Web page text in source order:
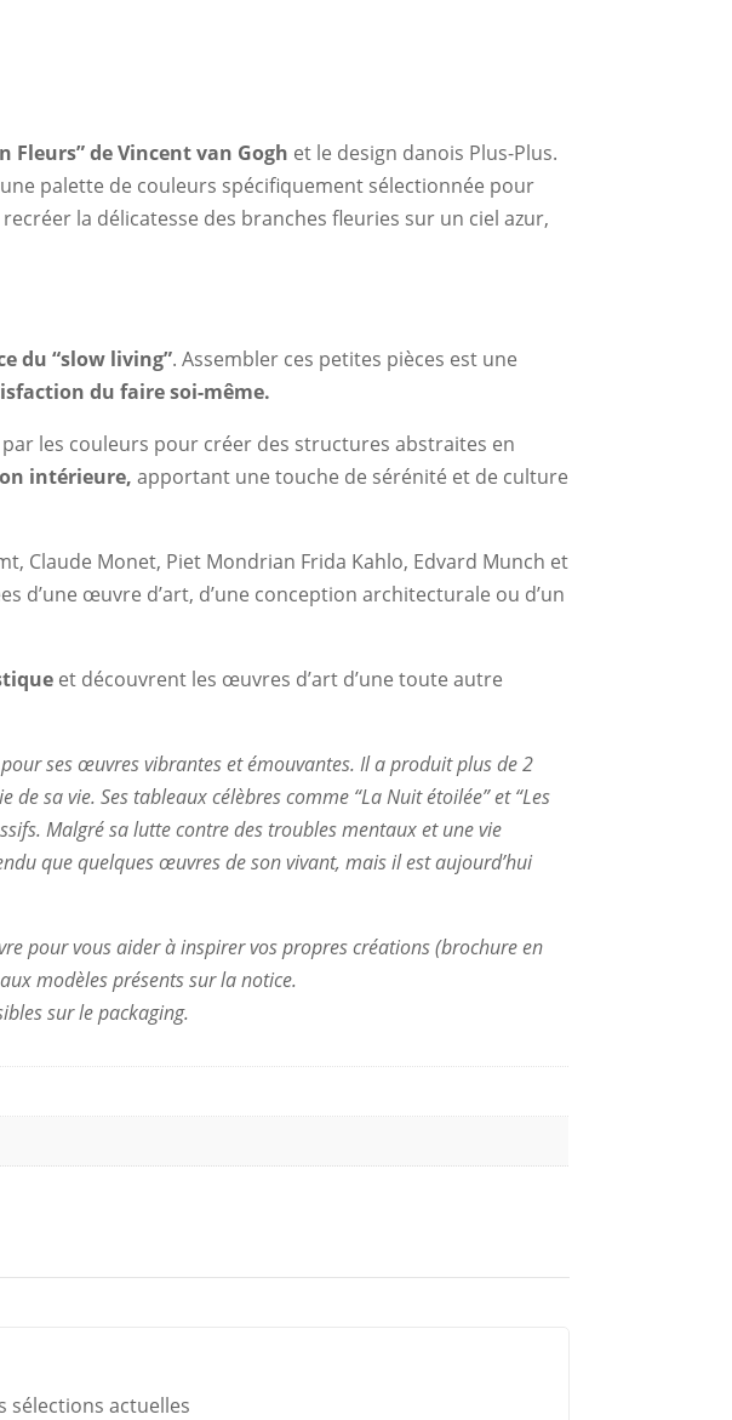
Fleurs” de Vincent van Gogh et le design danois Plus-Plus.
palette de couleurs spécifiquement sélectionnée pour
la délicatesse des branches fleuries sur un ciel azur,
du “slow living”. Assembler ces petites pièces est une
du faire soi-même.
les couleurs pour créer des structures abstraites en
intérieure, apportant une touche de sérénité et de culture
Claude Monet, Piet Mondrian Frida Kahlo, Edvard Munch et
d’une œuvre d’art, d’une conception architecturale ou d’un
et découvrent les œuvres d’art d’une toute autre
ses œuvres vibrantes et émouvantes. Il a produit plus de 2
sa vie. Ses tableaux célèbres comme “La Nuit étoilée” et “Les
Malgré sa lutte contre des troubles mentaux et une vie
que quelques œuvres de son vivant, mais il est aujourd’hui
pour vous aider à inspirer vos propres créations (brochure en
modèles présents sur la notice.
sur le packaging.
sélections actuelles